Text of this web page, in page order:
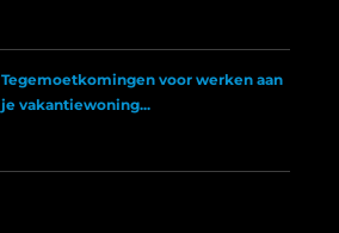
Tegemoetkomingen voor werken aan
je vakantiewoning...